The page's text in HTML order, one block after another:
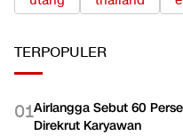
TERPOPULER
01Airlangga Sebut 60
Direkrut Karyawan